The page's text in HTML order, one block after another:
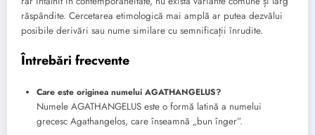
răspândite. Cercetarea etimologică mai amplă ar putea dezvălui
posibile derivări sau nume similare cu semnificații înrudite.
Întrebări frecvente
Care este originea numelui AGATHANGELUS?
Numele AGATHANGELUS este o formă latină a numelui
grecesc Agathangelos, care înseamnă „bun înger”.